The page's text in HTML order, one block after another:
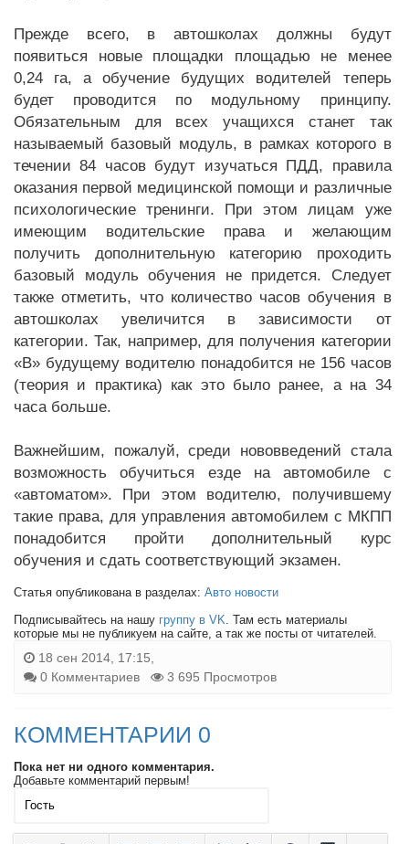
Прежде всего, в автошколах должны будут
появиться новые площадки площадью не менее
0,24 га, а обучение будущих водителей теперь
будет проводится по модульному принципу.
Обязательным для всех учащихся станет так
называемый базовый модуль, в рамках которого в
течении 84 часов будут изучаться ПДД, правила
оказания первой медицинской помощи и различные
психологические тренинги. При этом лицам уже
имеющим водительские права и желающим
получить дополнительную категорию проходить
базовый модуль обучения не придется. Следует
также отметить, что количество часов обучения в
автошколах увеличится в зависимости от
категории. Так, например, для получения категории
«В» будущему водителю понадобится не 156 часов
(теория и практика) как это было ранее, а на 34
часа больше.
Важнейшим, пожалуй, среди нововведений стала
возможность обучиться езде на автомобиле с
«автоматом». При этом водителю, получившему
такие права, для управления автомобилем с МКПП
понадобится пройти дополнительный курс
обучения и сдать соответствующий экзамен.
Статья опубликована в разделах: Авто новости
Подписывайтесь на нашу группу в VK . Там есть материалы
которые мы не публикуем на сайте, а так же посты от читателей.
18 сен 2014, 17:15,
0 Комментариев
3 695 Просмотров
КОММЕНТАРИИ 0
Пока нет ни одного комментария.
Добавьте комментарий первым!